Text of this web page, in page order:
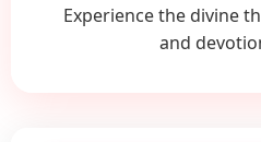
Experience the divine
and